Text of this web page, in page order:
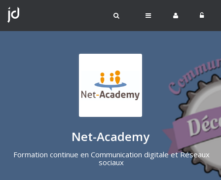
Net-Academy
Formation continue en Communication digitale et Réseaux
sociaux